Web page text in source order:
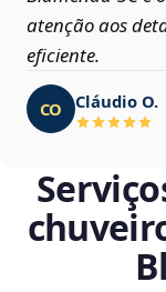
atenção aos
eficiente.
CO Cláudio O.